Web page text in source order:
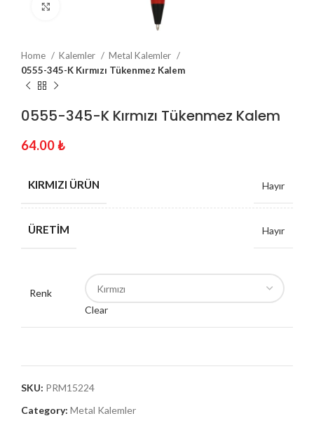
Home Kalemler
Metal Kalemler
0555-345-K Kırmızı Tükenmez Kalem
0555-345-K Kırmızı Tükenmez Kalem
64.00₺
KIRMIZI ÜRÜN Hayır
ÜRETIM Hayır
Renk
Clear
SKU: PRM15224
Category: Metal Kalemler